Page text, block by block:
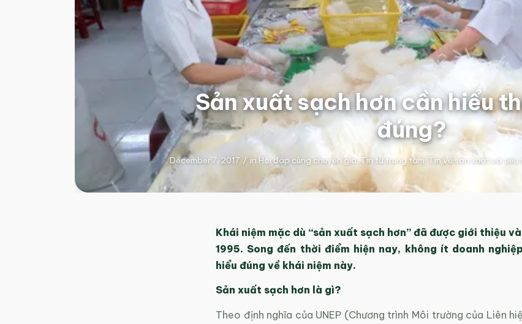
Sản xuất sạch hơn cần hiểu
đúng?
December 7, 2017 / inHỏi đáp cùng chuyên gia,Tin từ trung tâm, Tin về sản xuất và tiêu
Khái niệm mặc dù “sản xuất sạch hơn” đã được giới thiệu
1995. Song đến thời điểm hiện nay, không ít doanh
hiểu đúng về khái niệm này.
Sản xuất sạch hơn là gì?
Theo định nghĩa của UNEP (Chương trình Môi trường của Liên